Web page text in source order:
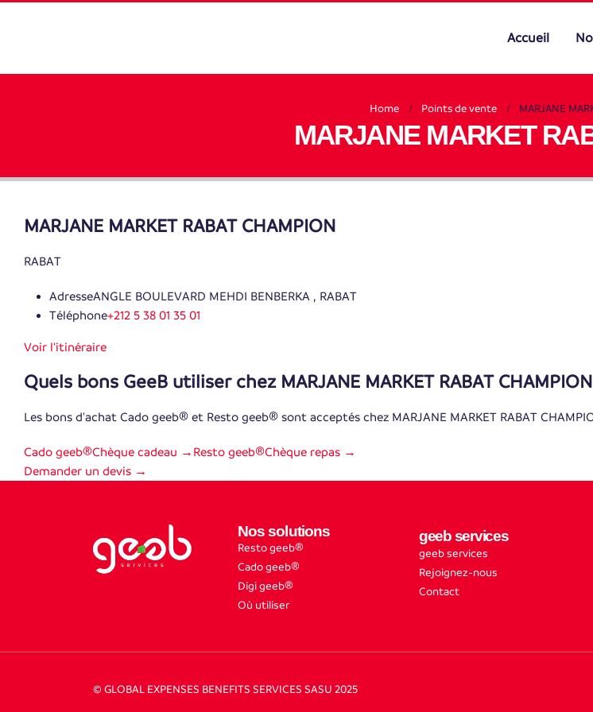
Accueil
Home Points de vente MARJANE
MARJANE MARKET
MARJANE MARKET RABAT CHAMPION
RABAT
AdresseANGLE BOULEVARD MEHDI BENBERKA , RABAT
Téléphone+212 5 38 01 35 01
Voir l'itinéraire
Quels bons GeeB utiliser chez MARJANE MARKET RABAT
Les bons d'achat Cado geeb® et Resto geeb® sont acceptés chez MARJANE MARKET RABAT
Cado geeb®Chèque cadeau → Resto geeb®Chèque repas →
Demander un devis →
Nos solutions
Resto geeb®
Cado geeb®
Digi geeb®
Où utiliser
geeb services
geeb services
Rejoignez-nous
Contact
© GLOBAL EXPENSES BENEFITS SERVICES SASU 2025